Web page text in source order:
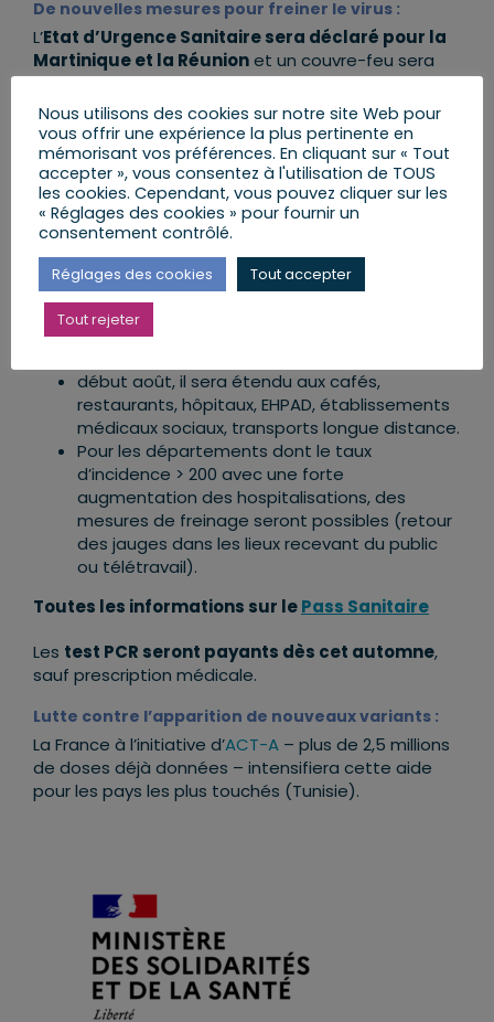
De nouvelles mesures pour freiner le virus :
L’Etat d’Urgence Sanitaire sera déclaré pour la
Martinique et la Réunionet un couvre-feu sera
instauré.
Dès cette semaine, lescontrôles aux frontières
seront renforcés pour les ressortissants en
provenance des pays à risque. Les voyageurs
non-vaccinés seront contraints de s’isoler.
Fonctionnement duPass sanitaire
le 21 juillet, il sera étendu sur tout le territoire à
tous les rassemblements de plus de 50
personnes et à tous les lieux de loisir et de
début août, il sera étendu aux cafés,
restaurants, hôpitaux, EHPAD, établissements
médicaux sociaux, transports longue distance.
Pour les départements dont le taux
d’incidence > 200 avec une forte
augmentation des hospitalisations, des
mesures de freinage seront possibles (retour
des jauges dans les lieux recevant du public
ou télétravail).
Toutes les informations sur lePass Sanitaire
Les test PCR seront payants dès cet automne,
sauf prescription médicale.
Lutte contre l’apparition de nouveaux variants :
La France à l’initiative d’ACT-A – plus de 2,5 millions
de doses déjà données – intensifiera cette aide
pour les pays les plus touchés (Tunisie).
Nous utilisons des cookies sur notre site Web pour
vous offrir une expérience la plus pertinente en
mémorisant vos préférences. En cliquant sur « Tout
accepter », vous consentez à l'utilisation de TOUS
les cookies. Cependant, vous pouvez cliquer sur les
« Réglages des cookies » pour fournir un
consentement contrôlé.
Réglages des cookies Tout accepter
Tout rejeter